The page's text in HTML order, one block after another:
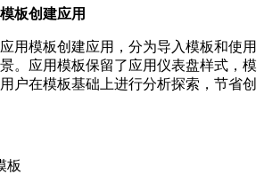
板创建应用
用模板创建应用，分为导入模板和使用
。应用模板保留了应用仪表盘样式，模
户在模板基础上进行分析探索，节省创
板